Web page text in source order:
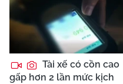
Tài xế có cồn cao
gấp hơn 2 lần mức kịch